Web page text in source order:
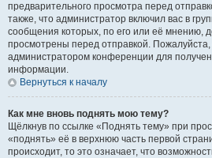
предварительного просмотра перед
также, что администратор включил вас в
сообщения которых, по его или её мнению,
просмотрены перед отправкой. Пожалуйста,
администратором конференции для
информации.
Вернуться к началу
Как мне вновь поднять мою тему?
Щёлкнув по ссылке «Поднять тему» при
«поднять» её в верхнюю часть первой
происходит, то это означает, что